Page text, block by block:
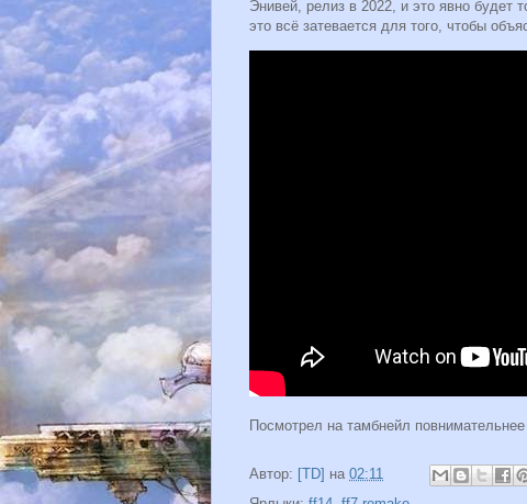
Энивей, релиз в 2022, и это явно будет
это всё затевается для того, чтобы
Посмотрел на тамбнейл
Автор: [TD] на 02:11